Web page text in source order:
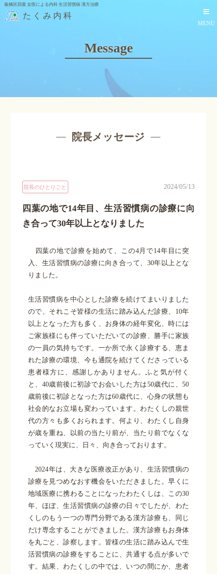
板橋区四葉 女医による内科 生活習慣病 漢方治療
たくみ内科
MENU
Message
院長メッセージ
四葉の地で14年目、生活習慣病の診療に向
き合って30年以上となりました
院長のひとりごと 2024/05/13
四葉の地で診療を始めて、この4月で14年目に突
入、生活習慣病の診療に向き合って、 30年以上とな
りました。
生活習慣病を中心とした診療を続けてまいりました
ので、それこそ皆様の生活に踏み込んだ診療、 10年
以上となった方も多く、お身体の経年変化、時には
ご家族様にも伴っていただいての診療、勝手に家族
の一員の気持ちです。一か所で永く診療する、恵ま
れた診療の環境、今も通院を続けてくださっている
患者様方に、感謝しかありません。ふと気が付く
と、 40歳前後に初診でお会いした方は50歳代に、50
歳前後に初診となった方は60歳代に、心身の状態も
社会的なお立場も変わっています。わたくしの親世
代の方々も多くおられます。何より、わたくし自身
が歳を重ね、以前の当たり前が、当たり前でなくな
っていく現実に、日々、向き合っております。
2024年は、大きな医療改正があり、生活習慣病の
診療を見つめなおす機会をいただきました。早くに
地域医療に携わることになったわたくしは、この30
年、ほぼ、生活習慣病の診療の日々でしたが、わた
くしのもう一つの専門分野である漢方診療も、同じ
だけ専念することができました。漢方診療もお身体
を丸ごと、診察します。皆様の生活に踏み込んで生
活習慣病の診療をすることに、共通する点が多いで
す。結果、わたくしの中では、いつの間にか、患者
HOME
診療案内
院長のひとりごと
診療時間・アクセス